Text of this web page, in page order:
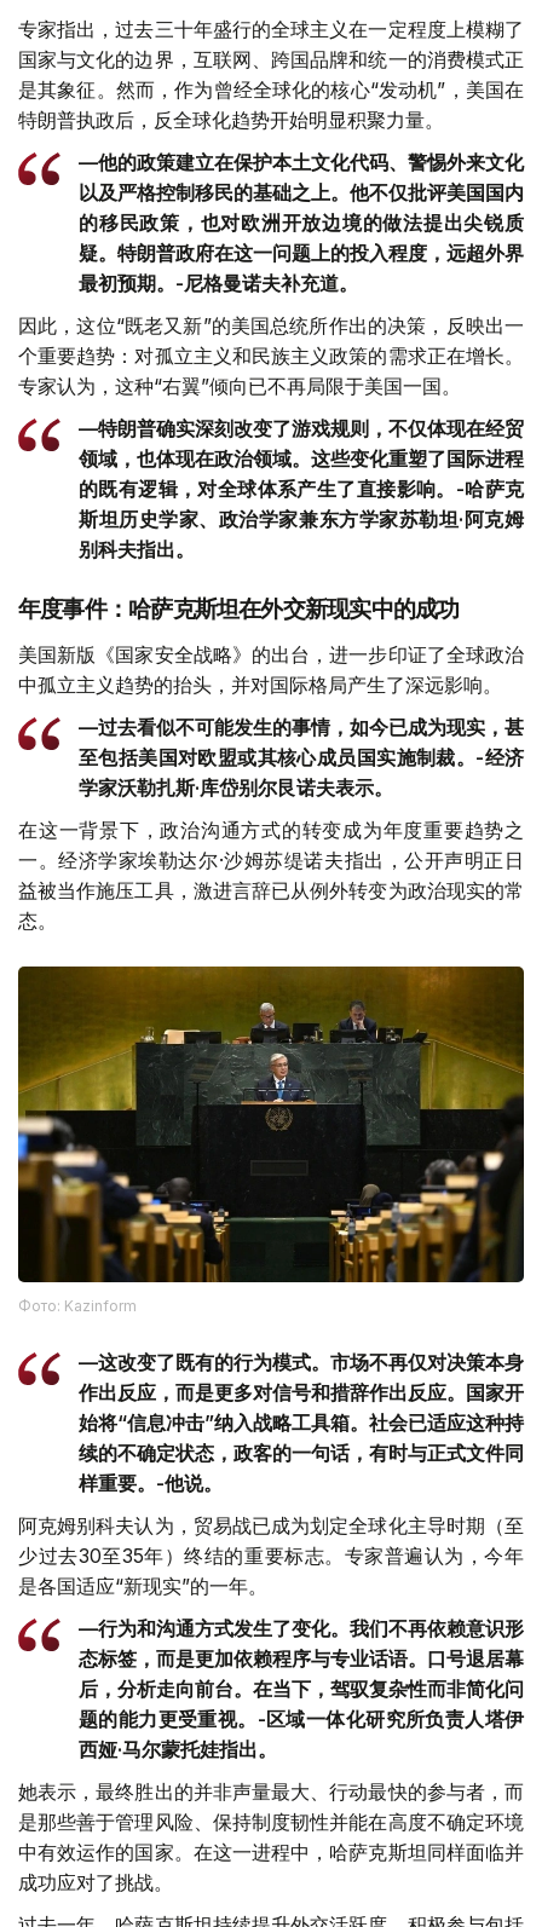
专家指出，过去三十年盛行的全球主义在一定程度上模糊了
国家与文化的边界，互联网、跨国品牌和统一的消费模式正
是其象征。然而，作为曾经全球化的核心“发动机”，美国在
特朗普执政后，反全球化趋势开始明显积聚力量。
—他的政策建立在保护本土文化代码、警惕外来文化
以及严格控制移民的基础之上。他不仅批评美国国内
的移民政策，也对欧洲开放边境的做法提出尖锐质
疑。特朗普政府在这一问题上的投入程度，远超外界
最初预期。-尼格曼诺夫补充道。
因此，这位“既老又新”的美国总统所作出的决策，反映出一
个重要趋势：对孤立主义和民族主义政策的需求正在增长。
专家认为，这种“右翼”倾向已不再局限于美国一国。
—特朗普确实深刻改变了游戏规则，不仅体现在经贸
领域，也体现在政治领域。这些变化重塑了国际进程
的既有逻辑，对全球体系产生了直接影响。-哈萨克
斯坦历史学家、政治学家兼东方学家苏勒坦·阿克姆
别科夫指出。
年度事件：哈萨克斯坦在外交新现实中的成功
美国新版《国家安全战略》的出台，进一步印证了全球政治
中孤立主义趋势的抬头，并对国际格局产生了深远影响。
—过去看似不可能发生的事情，如今已成为现实，甚
至包括美国对欧盟或其核心成员国实施制裁。-经济
学家沃勒扎斯·库岱别尔艮诺夫表示。
在这一背景下，政治沟通方式的转变成为年度重要趋势之
一。经济学家埃勒达尔·沙姆苏缇诺夫指出，公开声明正日
益被当作施压工具，激进言辞已从例外转变为政治现实的常
态。
Фото: Kazinform
—这改变了既有的行为模式。市场不再仅对决策本身
作出反应，而是更多对信号和措辞作出反应。国家开
始将“信息冲击”纳入战略工具箱。社会已适应这种持
续的不确定状态，政客的一句话，有时与正式文件同
样重要。-他说。
阿克姆别科夫认为，贸易战已成为划定全球化主导时期（至
少过去30至35年）终结的重要标志。专家普遍认为，今年
是各国适应“新现实”的一年。
—行为和沟通方式发生了变化。我们不再依赖意识形
态标签，而是更加依赖程序与专业话语。口号退居幕
后，分析走向前台。在当下，驾驭复杂性而非简化问
题的能力更受重视。-区域一体化研究所负责人塔伊
西娅·马尔蒙托娃指出。
她表示，最终胜出的并非声量最大、行动最快的参与者，而
是那些善于管理风险、保持制度韧性并能在高度不确定环境
中有效运作的国家。在这一进程中，哈萨克斯坦同样面临并
成功应对了挑战。